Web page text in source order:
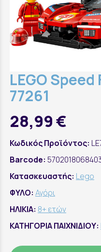
LEGO
77261
28,99 €
Κωδικός Προϊόντος:
Barcode:
Κατασκευαστής: Lego
ΦΥΛΟ: Αγόρι
ΗΛΙΚΙΑ: 8+ ετών
ΚΑΤΗΓΟΡΙΑ ΠΑΙΧΝΙΔΙΟΥ: